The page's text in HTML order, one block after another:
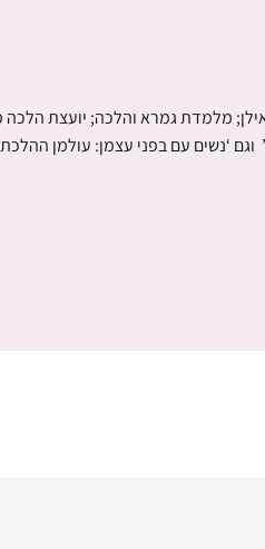
מלמדת גמרא והלכה; יועצת
‘נשים עם בפני עצמן: עולמן